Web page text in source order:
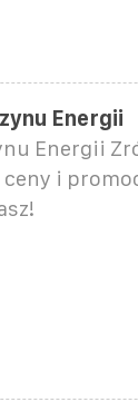
Energii
Energii
i